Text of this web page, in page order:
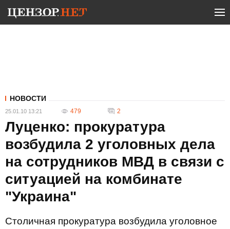
НОВОСТИ
25.01.10 13:21 479 2
Луценко: прокуратура
возбудила 2 уголовных дела
на сотрудников МВД в связи с
ситуацией на комбинате
"Украина"
Столичная прокуратура возбудила уголовное